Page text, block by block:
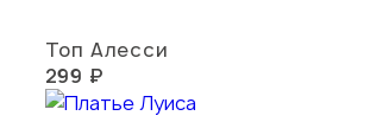
Топ Алесси
299 ₽